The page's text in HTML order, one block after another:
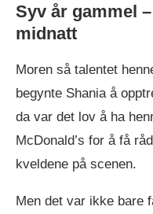
Syv år gammel
midnatt
Moren så talentet
begynte Shania å
da var det lov å ha
McDonald’s for å få
kveldene på scenen.
Men det var ikke bare